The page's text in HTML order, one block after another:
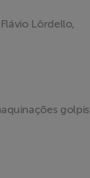
Lôrdello,